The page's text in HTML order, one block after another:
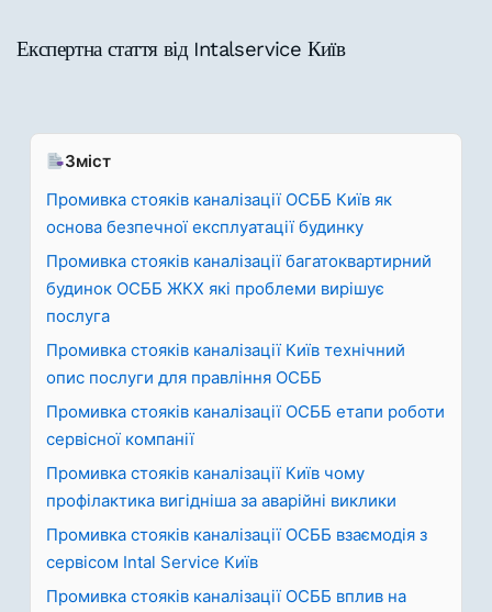
Експертна стаття від Intalservice Київ
Зміст
Промивка стояків каналізації ОСББ Київ як
основа безпечної експлуатації будинку
Промивка стояків каналізації багатоквартирний
будинок ОСББ ЖКХ які проблеми вирішує
послуга
Промивка стояків каналізації Київ технічний
опис послуги для правління ОСББ
Промивка стояків каналізації ОСББ етапи роботи
сервісної компанії
Промивка стояків каналізації Київ чому
профілактика вигідніша за аварійні виклики
Промивка стояків каналізації ОСББ взаємодія з
сервісом Intal Service Київ
Промивка стояків каналізації ОСББ вплив на